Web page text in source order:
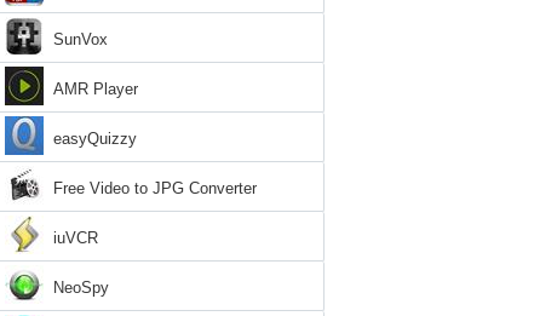
SunVox
AMR Player
easyQuizzy
Free Video to JPG Converter
iuVCR
NeoSpy